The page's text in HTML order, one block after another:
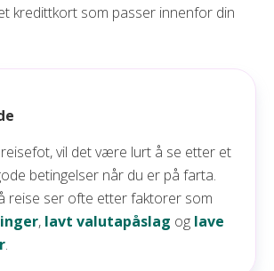
kredittkort som passer innenfor din
vil det være lurt å se etter et
betingelser når du er på farta.
reise ser ofte etter faktorer som
, lavt valutapåslag og lave
.